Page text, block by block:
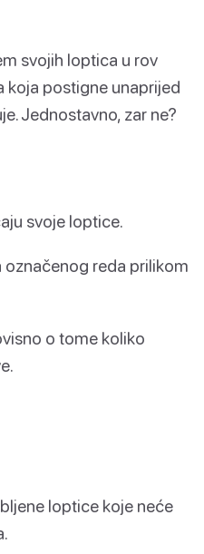
svojih loptica u rov
koja postigne unaprijed
Jednostavno, zar ne?
svoje loptice.
reda prilikom
o tome koliko
loptice koje neće